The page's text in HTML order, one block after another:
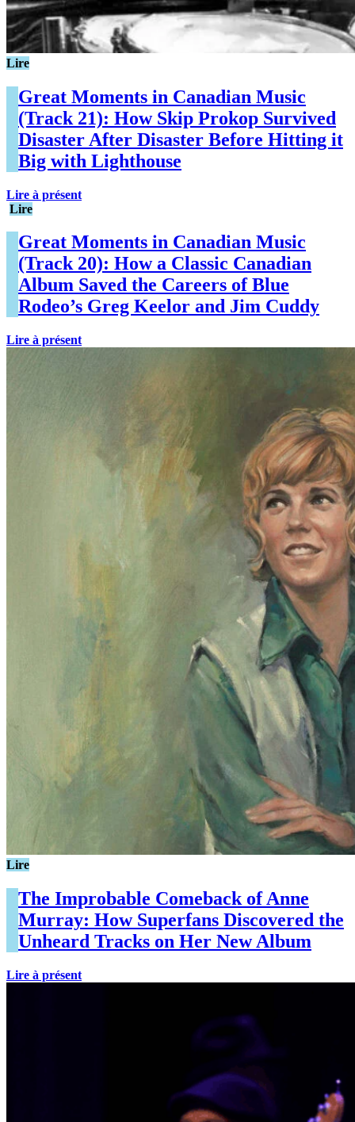
Lire
Great Moments in Canadian Music
(Track 21): How Skip Prokop Survived
Disaster After Disaster Before Hitting it
Big with Lighthouse
Lire à présent
Lire
Great Moments in Canadian Music
(Track 20): How a Classic Canadian
Album Saved the Careers of Blue
Rodeo’s Greg Keelor and Jim Cuddy
Lire à présent
Lire
The Improbable Comeback of Anne
Murray: How Superfans Discovered the
Unheard Tracks on Her New Album
Lire à présent